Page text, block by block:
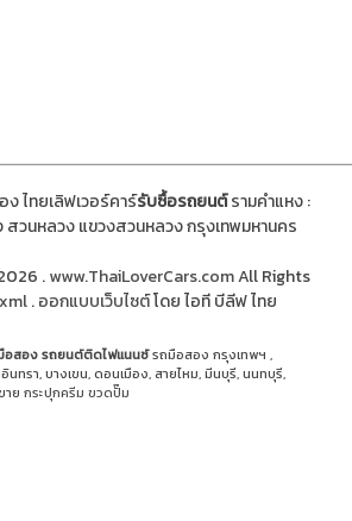
ไทยเลิฟเวอร์คาร์รับซื้อรถยนต์รามคำแหง :
สวนหลวง แขวงสวนหลวง กรุงเทพมหานคร
.www.ThaiLoverCars.comAll Rights
.ออกแบบเว็บไซต์โดย ไอที บีลีฟ ไทย
อสองรถยนต์ติดไฟแนนซ์รถมือสอง กรุงเทพฯ ,
นทรา, บางเขน, ดอนเมือง, สายไหม, มีนบุรี, นนทบุรี,
าย กระปุกครีม ขวดปั๊ม